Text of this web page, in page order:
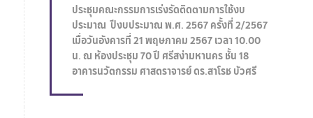
ประชุมคณะกรรมการเร่งรัดติดตามการใช้งบ
ประมาณ ปีงบประมาณ พ.ศ. 2567 ครั้งที่ 2/2567
เมื่อวันอังคารที่ 21 พฤษภาคม 2567 เวลา 10.00
น. ณ ห้องประชุม 70 ปี ศรีสง่ามหานคร ชั้น 18
อาคารนวัตกรรม ศาสตราจารย์ ดร.สาโรช บัวศรี